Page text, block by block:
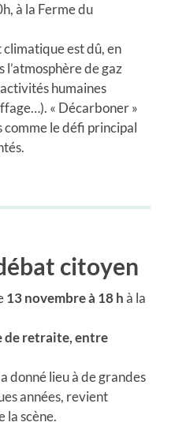
à la Ferme du
est dû, en
de gaz
humaines
« Décarboner »
le défi principal
citoyen
13 novembre à 18 hà la
de retraite, entre
donné lieu à de grandes
années, revient
la scène.